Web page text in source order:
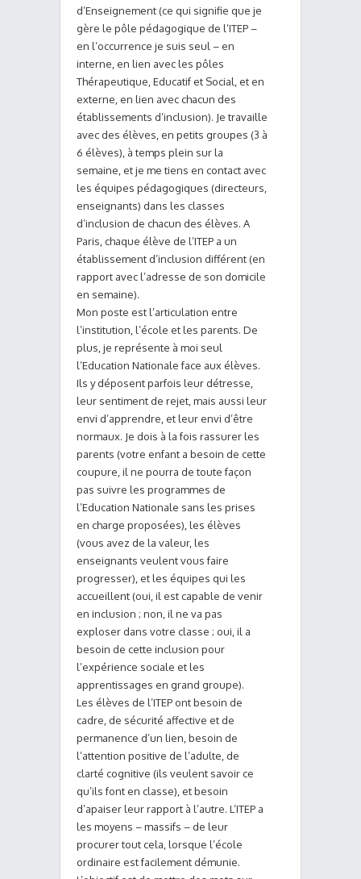
d’Enseignement (ce qui signifie que je
gère le pôle pédagogique de l’ITEP –
en l’occurrence je suis seul – en
interne, en lien avec les pôles
Thérapeutique, Educatif et Social, et en
externe, en lien avec chacun des
établissements d’inclusion). Je travaille
avec des élèves, en petits groupes (3 à
6 élèves), à temps plein sur la
semaine, et je me tiens en contact avec
les équipes pédagogiques (directeurs,
enseignants) dans les classes
d’inclusion de chacun des élèves. A
Paris, chaque élève de l’ITEP a un
établissement d’inclusion différent (en
rapport avec l’adresse de son domicile
en semaine).
Mon poste est l’articulation entre
l’institution, l’école et les parents. De
plus, je représente à moi seul
l’Education Nationale face aux élèves.
Ils y déposent parfois leur détresse,
leur sentiment de rejet, mais aussi leur
envi d’apprendre, et leur envi d’être
normaux. Je dois à la fois rassurer les
parents (votre enfant a besoin de cette
coupure, il ne pourra de toute façon
pas suivre les programmes de
l’Education Nationale sans les prises
en charge proposées), les élèves
(vous avez de la valeur, les
enseignants veulent vous faire
progresser), et les équipes qui les
accueillent (oui, il est capable de venir
en inclusion ; non, il ne va pas
exploser dans votre classe ; oui, il a
besoin de cette inclusion pour
l’expérience sociale et les
apprentissages en grand groupe).
Les élèves de l’ITEP ont besoin de
cadre, de sécurité affective et de
permanence d’un lien, besoin de
l’attention positive de l’adulte, de
clarté cognitive (ils veulent savoir ce
qu’ils font en classe), et besoin
d’apaiser leur rapport à l’autre. L’ITEP a
les moyens – massifs – de leur
procurer tout cela, lorsque l’école
ordinaire est facilement démunie.